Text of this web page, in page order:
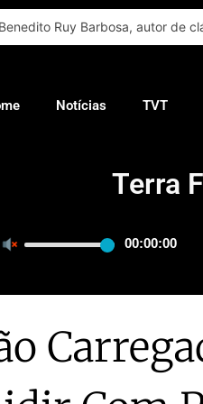
Ruy Barbosa, autor de
Notícias TVT
Terra